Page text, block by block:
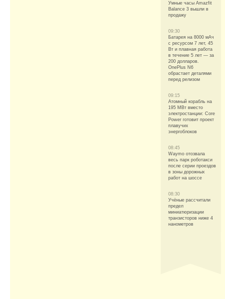
Умные часы Amazfit
Balance 3 вышли в
продажу
09:30
Батарея на 8000 мАч
с ресурсом 7 лет, 45
Вт и плавная работа
в течение 5 лет — за
200 долларов.
OnePlus N6
обрастает деталями
перед релизом
09:15
Атомный корабль на
195 МВт вместо
электростанции: Core
Power готовит проект
плавучих
энергоблоков
08:45
Waymo отозвала
весь парк роботакси
после серии проездов
в зоны дорожных
работ на шоссе
08:30
Учёные рассчитали
предел
миниатюризации
транзисторов ниже 4
нанометров